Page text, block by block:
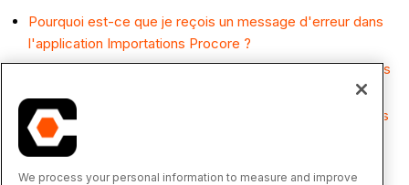
Pourquoi est-ce que je reçois un message d'erreur dans
l'application Importations Procore ?
Quelles sont les mises à jour de l’en-tête de colonne dans
Puis-je appliquer des modèles de permissions à plusieurs
utilisateurs à la fois?
We process your personal information to measure and improve